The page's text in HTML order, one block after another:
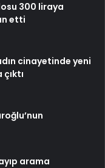
300 liraya
etti
cinayetinde yeni
arama